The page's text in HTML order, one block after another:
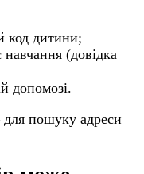
код дитини;
(довідка
допомозі.
пошуку адреси